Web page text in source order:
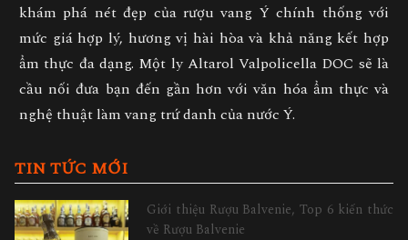
khám phá nét đẹp của rượu vang Ý chính thống với
mức giá hợp lý, hương vị hài hòa và khả năng kết hợp
ẩm thực đa dạng. Một ly Altarol Valpolicella DOC sẽ là
cầu nối đưa bạn đến gần hơn với văn hóa ẩm thực và
nghệ thuật làm vang trứ danh của nước Ý.
TIN TỨC MỚI
Giới thiệu Rượu Balvenie, Top 6 kiến thức
về Rượu Balvenie